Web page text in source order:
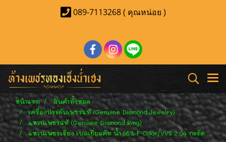
089-7113268 ( คุณหน่อย )
หน้าแรก
สินค้าทั้งหมด
เครื่องประดับเพชรแท้ (Genuine Diamond Jewelry)
แหวนเพชรแท้ (Genuine Diamond Ring)
แหวนเพชรเรียง เบลเยี่ยมคัท น้ำ 98% F-Color/VVS 2.04 กะรัต